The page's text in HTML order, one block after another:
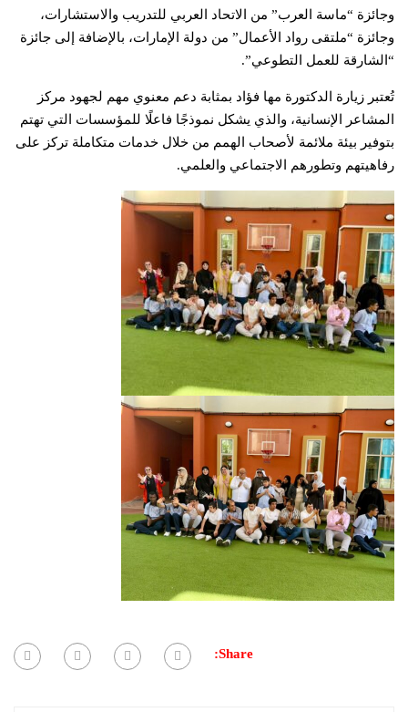
وجائزة “ماسة العرب” من الاتحاد العربي للتدريب والاستشارات،
وجائزة “ملتقى رواد الأعمال” من دولة الإمارات، بالإضافة إلى جائزة
“الشارقة للعمل التطوعي”.
تُعتبر زيارة الدكتورة مها فؤاد بمثابة دعم معنوي مهم لجهود مركز
المشاعر الإنسانية، والذي يشكل نموذجًا فاعلًا للمؤسسات التي تهتم
بتوفير بيئة ملائمة لأصحاب الهمم من خلال خدمات متكاملة تركز على
رفاهيتهم وتطورهم الاجتماعي والعلمي.
Share: